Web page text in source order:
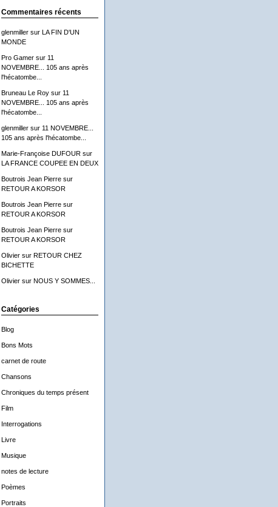
Commentaires récents
glenmillersur LA FIN D'UN
MONDE
Pro Gamersur 11
NOVEMBRE... 105 ans après
l'hécatombe...
Bruneau Le Roysur 11
NOVEMBRE... 105 ans après
l'hécatombe...
glenmillersur 11 NOVEMBRE...
105 ans après l'hécatombe...
Marie-Françoise DUFOURsur
LA FRANCE COUPEE EN DEUX
Boutrois Jean Pierresur
RETOUR A KORSOR
Boutrois Jean Pierresur
RETOUR A KORSOR
Boutrois Jean Pierresur
RETOUR A KORSOR
Oliviersur RETOUR CHEZ
BICHETTE
Oliviersur NOUS Y SOMMES...
Catégories
Blog
Bons Mots
carnet de route
Chansons
Chroniques du temps présent
Film
Interrogations
Livre
Musique
notes de lecture
Poèmes
Portraits